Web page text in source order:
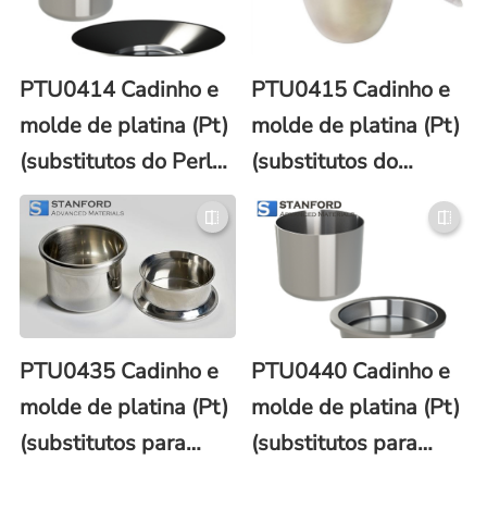
PTU0414 Cadinho e
molde de platina (Pt)
(substitutos do Perl-
X®)
PTU0415 Cadinho e
molde de platina (Pt)
(substitutos do
Vulcan)
PTU0435 Cadinho e
molde de platina (Pt)
(substitutos para
PTU0440 Cadinho e
molde de platina (Pt)
(substitutos para